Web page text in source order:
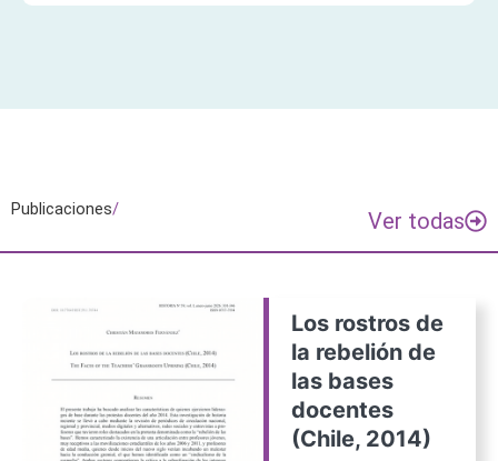
Publicaciones/ Ver todas
Los rostros de
la rebelión de
las bases
docentes
(Chile, 2014)